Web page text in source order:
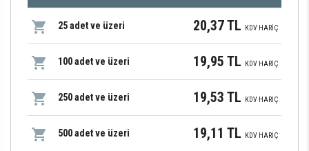
25 adet ve üzeri 20,37 TL KDV HARİÇ
100 adet ve üzeri 19,95 TL KDV HARİÇ
250 adet ve üzeri 19,53 TL KDV HARİÇ
500 adet ve üzeri 19,11 TL KDV HARİÇ